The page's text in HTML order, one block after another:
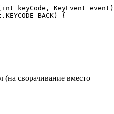
keyCode, KeyEvent
{
сворачивание вместо